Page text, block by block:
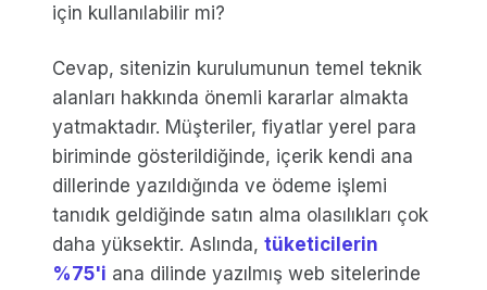
için kullanılabilir mi?
Cevap, sitenizin kurulumunun temel teknik
alanları hakkında önemli kararlar almakta
yatmaktadır. Müşteriler, fiyatlar yerel para
biriminde gösterildiğinde, içerik kendi ana
dillerinde yazıldığında ve ödeme işlemi
tanıdık geldiğinde satın alma olasılıkları çok
daha yüksektir. Aslında, tüketicilerin
%75'i ana dilinde yazılmış web sitelerinde